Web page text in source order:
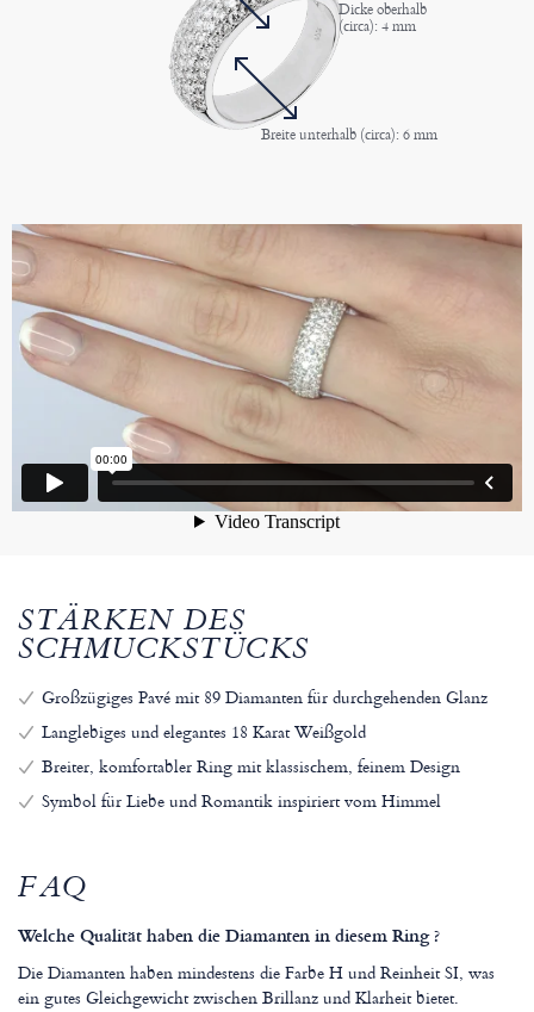
Dicke oberhalb
(circa): 4 mm
Breite unterhalb (circa): 6 mm
STÄRKEN DES
SCHMUCKSTÜCKS
Großzügiges Pavé mit 89 Diamanten für durchgehenden Glanz
Langlebiges und elegantes 18 Karat Weißgold
Breiter, komfortabler Ring mit klassischem, feinem Design
Symbol für Liebe und Romantik inspiriert vom Himmel
FAQ
Welche Qualität haben die Diamanten in diesem Ring ?
Die Diamanten haben mindestens die Farbe H und Reinheit SI, was
ein gutes Gleichgewicht zwischen Brillanz und Klarheit bietet.